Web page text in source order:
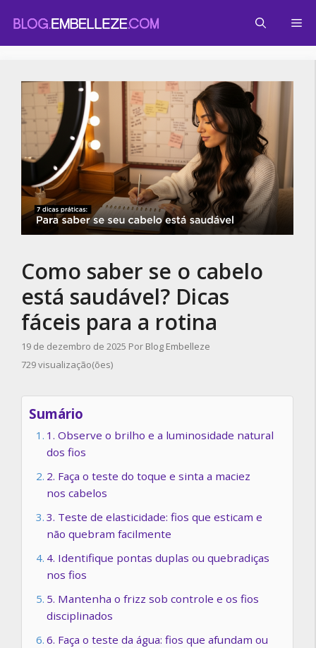
para
o
Como saber se o cabelo
está saudável? Dicas
fáceis para a rotina
19 de dezembro de 2025 Por Blog Embelleze
729 visualização(ões)
Sumário
1. Observe o brilho e a luminosidade natural
dos fios
2. Faça o teste do toque e sinta a maciez
nos cabelos
3. Teste de elasticidade: fios que esticam e
não quebram facilmente
4. Identifique pontas duplas ou quebradiças
nos fios
5. Mantenha o frizz sob controle e os fios
disciplinados
6. Faça o teste da água: fios que afundam ou